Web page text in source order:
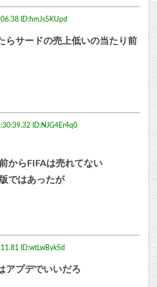
ID:hmJs5KUpd
らサードの売上低いの当たり前
ID:NJG4Er4q0
からFIFAは売れてない
ではあったが
ID:wtLwBykSd
アプデでいいだろ